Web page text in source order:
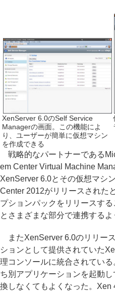
XenServer 6.0のSelf Service
Managerの画面。この機能によ
り、ユーザーが簡単に仮想マシン
を作成できる
戦略的なパートナーである
em Center Virtual Machine
XenServer 6.0とその仮想マシ
Center 2012がリリースされた
プションパックをリリースす
とさまざまな部分で連携するよ
またXenServer 6.0のリリー
ションとして提供されていた
理コンソールに統合されてい
ち別アプリケーションを起動
換しなくてもよくなった。Xen